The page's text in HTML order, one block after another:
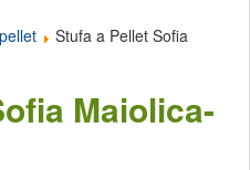
Stufa a Pellet Sofia
Maiolica-